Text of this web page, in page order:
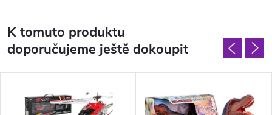
K tomuto produktu
doporučujeme ještě dokoupit